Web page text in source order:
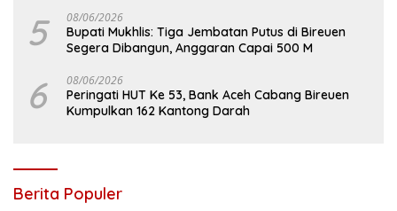
5 08/06/2026
Bupati Mukhlis: Tiga Jembatan Putus di Bireuen
Segera Dibangun, Anggaran Capai 500 M
6 08/06/2026
Peringati HUT Ke 53, Bank Aceh Cabang Bireuen
Kumpulkan 162 Kantong Darah
Berita Populer